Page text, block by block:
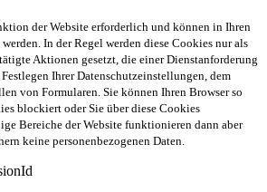
der Website erforderlich und können in Ihren
In der Regel werden diese Cookies nur als
Aktionen gesetzt, die einer Dienstanforderung
Ihrer Datenschutzeinstellungen, dem
von Formularen. Sie können Ihren Browser so
blockiert oder Sie über diese Cookies
Bereiche der Website funktionieren dann aber
keine personenbezogenen Daten.